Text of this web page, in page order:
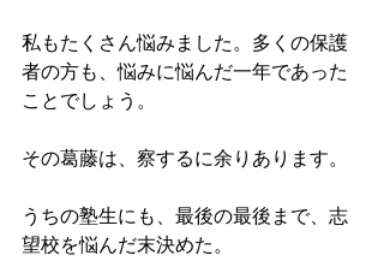
私もたくさん悩みました。多くの保護
者の方も、悩みに悩んだ一年であった
ことでしょう。
その葛藤は、察するに余りあります。
うちの塾生にも、最後の最後まで、志
望校を悩んだ末決めた。